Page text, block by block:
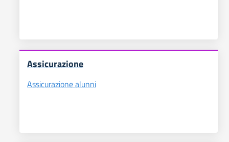
Assicurazione
Assicurazione alunni